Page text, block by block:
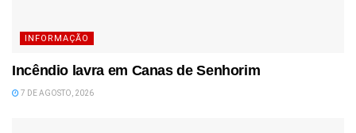
INFORMAÇÃO
Incêndio lavra em Canas de Senhorim
7 DE AGOSTO, 2026